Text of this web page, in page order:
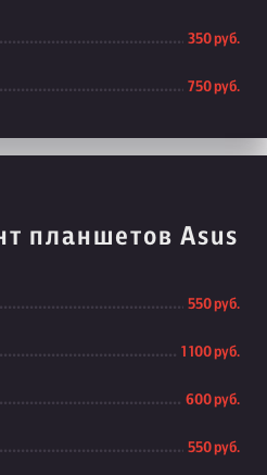
350 руб.
750 руб.
планшетов Asus
550 руб.
1 100 руб.
600 руб.
550 руб.